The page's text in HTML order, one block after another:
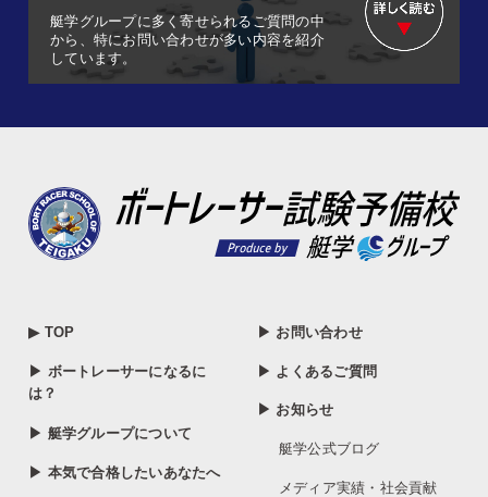
艇学グループに多く寄せられるご質問の中
から、特にお問い合わせが多い内容を紹介
しています。
▶ TOP
▶ ボートレーサーになるに
は？
▶ 艇学グループについて
▶ 本気で合格したいあなたへ
▶ お問い合わせ
▶ よくあるご質問
▶ お知らせ
艇学公式ブログ
メディア実績・社会貢献